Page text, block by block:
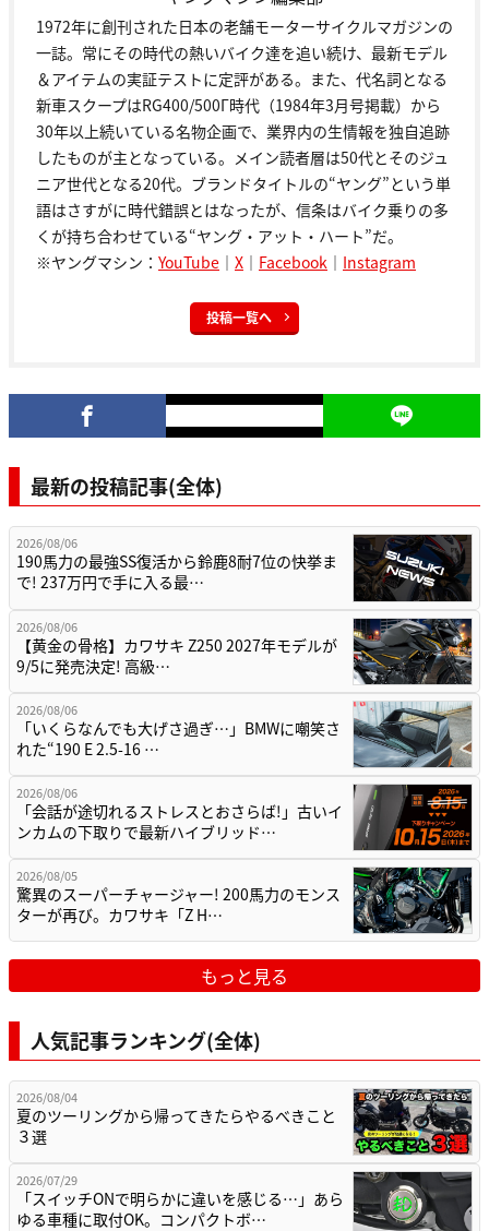
1972年に創刊された日本の老舗モーターサイクルマガジンの
一誌。常にその時代の熱いバイク達を追い続け、最新モデル
＆アイテムの実証テストに定評がある。また、代名詞となる
新車スクープはRG400/500Γ時代（1984年3月号掲載）から
30年以上続いている名物企画で、業界内の生情報を独自追跡
したものが主となっている。メイン読者層は50代とそのジュ
ニア世代となる20代。ブランドタイトルの“ヤング”という単
語はさすがに時代錯誤とはなったが、信条はバイク乗りの多
くが持ち合わせている“ヤング・アット・ハート”だ。
※ヤングマシン： YouTube ｜ X ｜ Facebook ｜ Instagram
投稿一覧へ
最新の投稿記事(全体)
2026/08/06
190馬力の最強SS復活から鈴鹿8耐7位の快挙ま
で! 237万円で手に入る最…
2026/08/06
【黄金の骨格】カワサキ Z250 2027年モデルが
9/5に発売決定! 高級…
2026/08/06
「いくらなんでも大げさ過ぎ…」BMWに嘲笑さ
れた“190 E 2.5-16 …
2026/08/06
「会話が途切れるストレスとおさらば!」古いイ
ンカムの下取りで最新ハイブリッド…
2026/08/05
驚異のスーパーチャージャー! 200馬力のモンス
ターが再び。カワサキ「Z H…
もっと見る
人気記事ランキング(全体)
2026/08/04
夏のツーリングから帰ってきたらやるべきこと
３選
2026/07/29
「スイッチONで明らかに違いを感じる…」あら
ゆる車種に取付OK。コンパクトボ…